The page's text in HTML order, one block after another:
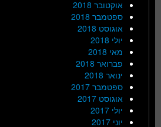
אוקטובר 2018
ספטמבר 2018
אוגוסט 2018
יולי 2018
מאי 2018
פברואר 2018
ינואר 2018
ספטמבר 2017
אוגוסט 2017
יולי 2017
יוני 2017